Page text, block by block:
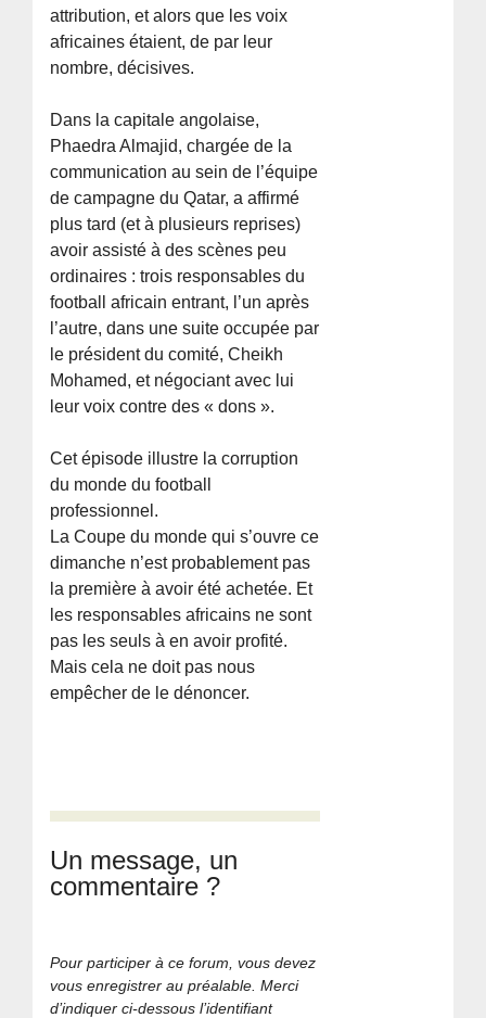
attribution, et alors que les voix
africaines étaient, de par leur
nombre, décisives.
Dans la capitale angolaise,
Phaedra Almajid, chargée de la
communication au sein de l’équipe
de campagne du Qatar, a affirmé
plus tard (et à plusieurs reprises)
avoir assisté à des scènes peu
ordinaires : trois responsables du
football africain entrant, l’un après
l’autre, dans une suite occupée par
le président du comité, Cheikh
Mohamed, et négociant avec lui
leur voix contre des « dons ».
Cet épisode illustre la corruption
du monde du football
professionnel.
La Coupe du monde qui s’ouvre ce
dimanche n’est probablement pas
la première à avoir été achetée. Et
les responsables africains ne sont
pas les seuls à en avoir profité.
Mais cela ne doit pas nous
empêcher de le dénoncer.
Un message, un
commentaire ?
Pour participer à ce forum, vous devez
vous enregistrer au préalable. Merci
d’indiquer ci-dessous l’identifiant